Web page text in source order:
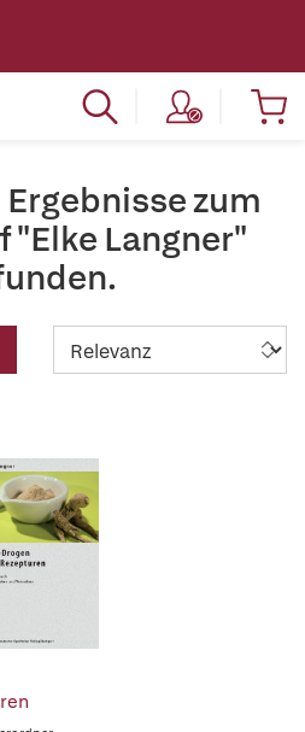
zum
"Elke Langner"